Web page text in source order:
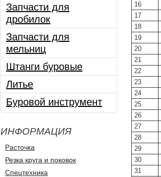
Запчасти для
дробилок
Запчасти для
мельниц
Штанги буровые
Литье
Буровой инструмент
ИНФОРМАЦИЯ
Расточка
Резка круга и поковок
Спецтехника
16
17
18
19
20
21
22
23
24
25
26
27
28
29
30
31